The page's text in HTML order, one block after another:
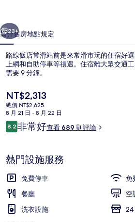
前
的
相
片
集
個 下一個
23+
簡介客房地點規定
路線飯店常滑站前是來常滑市玩的住宿好
上網和自助停車等禮遇。住宿離大眾交通
需要 9 分鐘。
目
前
的
價
格
NT$2,313
總價 NT$2,625
8 月 21 日 - 8 月 22 日
評
論
8.28.2 分，滿分 10 分，
非常好查看 689 則評論
熱門設施服務
免費停車
免
餐廳
空
洗衣設施
24